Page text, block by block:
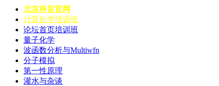
北京科音官网
计算化学培训班
论坛首页培训班
量子化学
波函数分析与Multiwfn
分子模拟
第一性原理
灌水与杂谈